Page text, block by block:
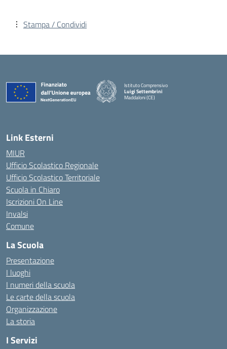
Stampa / Condividi
Istituto Comprensivo
Luigi Settembrini
Maddaloni (CE)
Link Esterni
MIUR
Ufficio Scolastico Regionale
Ufficio Scolastico Territoriale
Scuola in Chiaro
Iscrizioni On Line
Invalsi
Comune
La Scuola
Presentazione
I luoghi
I numeri della scuola
Le carte della scuola
Organizzazione
La storia
I Servizi